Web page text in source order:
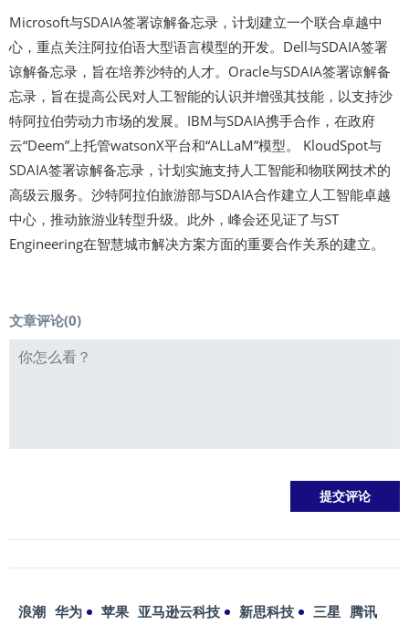
Microsoft与SDAIA签署谅解备忘录，计划建立一个联合卓越中
心，重点关注阿拉伯语大型语言模型的开发。Dell与SDAIA签署
谅解备忘录，旨在培养沙特的人才。Oracle与SDAIA签署谅解备
忘录，旨在提高公民对人工智能的认识并增强其技能，以支持沙
特阿拉伯劳动力市场的发展。IBM与SDAIA携手合作，在政府
云“Deem”上托管watsonX平台和“ALLaM”模型。 KloudSpot与
SDAIA签署谅解备忘录，计划实施支持人工智能和物联网技术的
高级云服务。沙特阿拉伯旅游部与SDAIA合作建立人工智能卓越
中心，推动旅游业转型升级。此外，峰会还见证了与ST
Engineering在智慧城市解决方案方面的重要合作关系的建立。
文章评论(0)
浪潮 华为 苹果 亚马逊云科技 新思科技 三星 腾讯